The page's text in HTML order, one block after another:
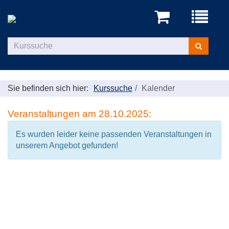
Menü
Kurse
suchen
Sie befinden sich hier: Kurssuche Kalender
Veranstaltungen am 28.10.2025:
Es wurden leider keine passenden Veranstaltungen in
unserem Angebot gefunden!